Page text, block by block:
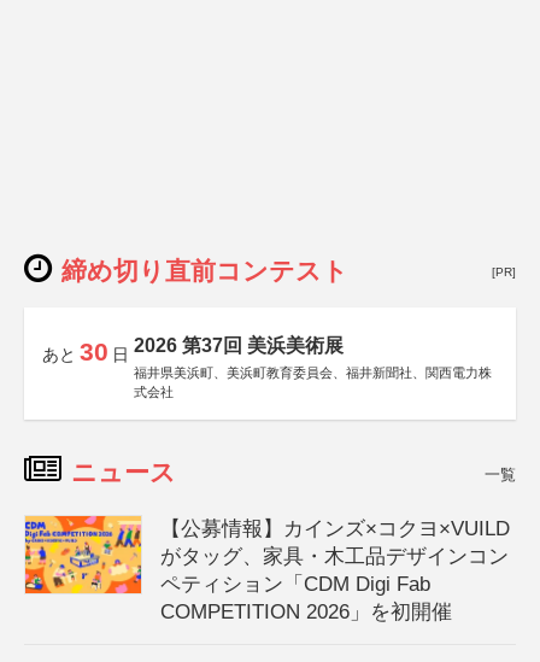
締め切り直前コンテスト [PR]
あと 30 日 2026 第37回 美浜美術展
福井県美浜町、美浜町教育委員会、福井新聞社、関西電力株
式会社
ニュース 一覧
【公募情報】カインズ×コクヨ×VUILD
がタッグ、家具・木工品デザインコン
ペティション「CDM Digi Fab
COMPETITION 2026」を初開催